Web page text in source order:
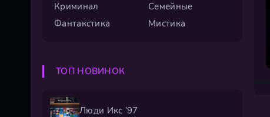
Криминал
Семейные
Фантакстика
Мистика
ТОП НОВИНОК
Люди Икс ’97